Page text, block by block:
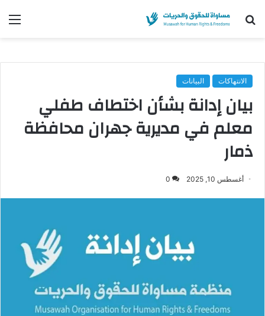
بحث
الانتهاكات البيانات
بيان إدانة بشأن اختطاف طفلي
معلم في مديرية جهران محافظة
ذمار
أغسطس 10, 2025 0